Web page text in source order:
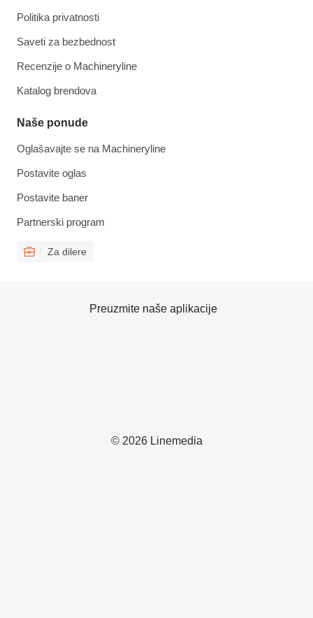
Politika privatnosti
Saveti za bezbednost
Recenzije o Machineryline
Katalog brendova
Naše ponude
Oglašavajte se na Machineryline
Postavite oglas
Postavite baner
Partnerski program
Za dilere
© 2026 Linemedia
Preuzmite naše aplikacije